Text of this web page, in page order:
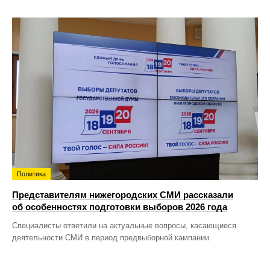
Политика
Представителям нижегородских СМИ рассказали
об особенностях подготовки выборов 2026 года
Специалисты ответили на актуальные вопросы, касающиеся
деятельности СМИ в период предвыборной кампании.